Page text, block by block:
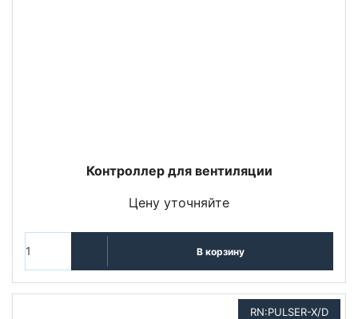
Контроллер для вентиляции
Цену уточняйте
В корзину
RN:PULSER-X/D